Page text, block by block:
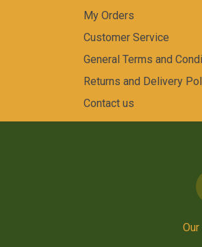
My Orders
Customer Service
General Terms and
Returns and Delivery
Contact us